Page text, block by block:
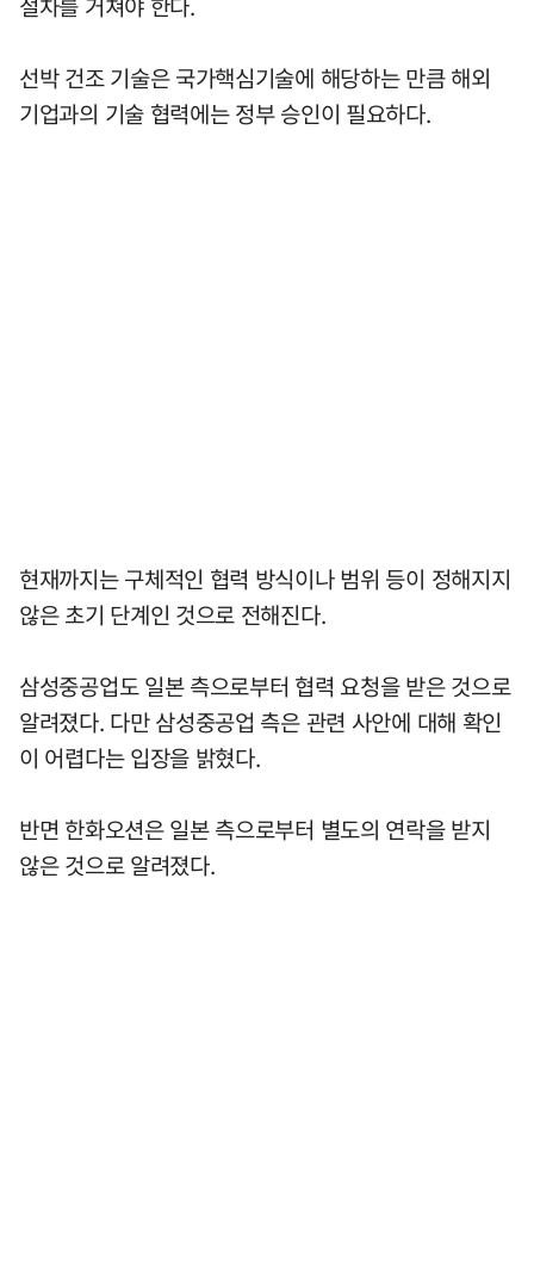
선박 건조 기술은 국가핵심기술에 해당하는 만큼 해외
기업과의 기술 협력에는 정부 승인이 필요하다.
현재까지는 구체적인 협력 방식이나 범위 등이 정해지지
않은 초기 단계인 것으로 전해진다.
삼성중공업도 일본 측으로부터 협력 요청을 받은 것으로
알려졌다. 다만 삼성중공업 측은 관련 사안에 대해 확인
이 어렵다는 입장을 밝혔다.
반면 한화오션은 일본 측으로부터 별도의 연락을 받지
않은 것으로 알려졌다.